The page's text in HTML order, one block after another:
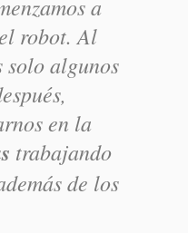
a
robot. Al
algunos
en la
trabajando
de los